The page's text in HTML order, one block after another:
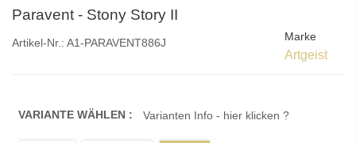
Paravent - Stony Story II
Artikel-Nr.: A1-PARAVENT886J Marke
Artgeist
VARIANTE WÄHLEN : Varianten Info - hier klicken ?